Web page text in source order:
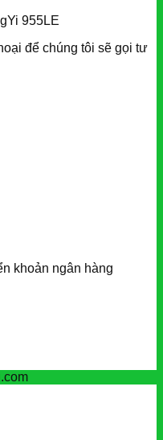
955LE
để chúng tôi sẽ gọi tư
khoản ngân hàng